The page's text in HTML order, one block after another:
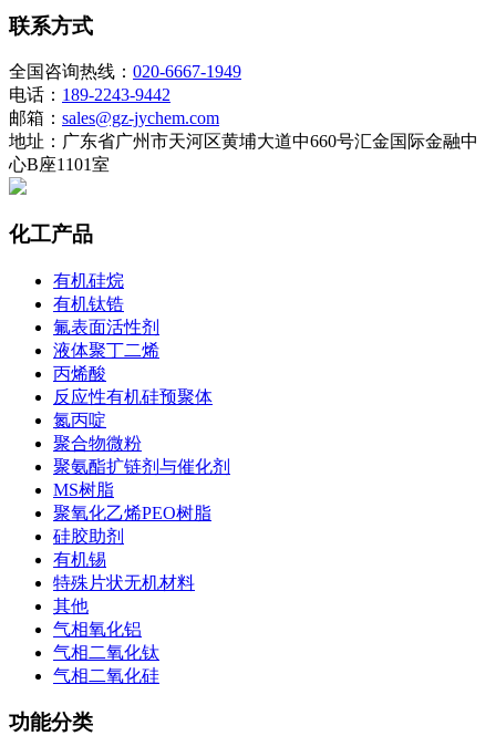
联系方式
全国咨询热线： 020-6667-1949
电话： 189-2243-9442
邮箱： sales@gz-jychem.com
地址：广东省广州市天河区黄埔大道中660号汇金国际金融中
心B座1101室
化工产品
有机硅烷
有机钛锆
氟表面活性剂
液体聚丁二烯
丙烯酸
反应性有机硅预聚体
氮丙啶
聚合物微粉
聚氨酯扩链剂与催化剂
MS树脂
聚氧化乙烯PEO树脂
硅胶助剂
有机锡
特殊片状无机材料
其他
气相氧化铝
气相二氧化钛
气相二氧化硅
功能分类